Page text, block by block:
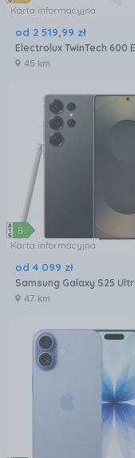
Karta informacyjna
od 2 519,99 zł
45 km
Karta informacyjna
od 4 099 zł
47 km